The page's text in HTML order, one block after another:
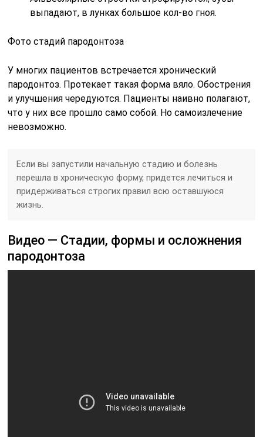
выпадают, в лунках большое кол-во гноя.
Фото стадий пародонтоза
У многих пациентов встречается хронический
пародонтоз. Протекает такая форма вяло. Обострения
и улучшения чередуются. Пациенты наивно полагают,
что у них все прошло само собой. Но самоизлечение
невозможно.
Если вы запустили начальную стадию и болезнь
перешла в хроническую форму, придется лечиться и
придерживаться строгих правил всю оставшуюся
жизнь.
Видео — Стадии, формы и осложнения
пародонтоза